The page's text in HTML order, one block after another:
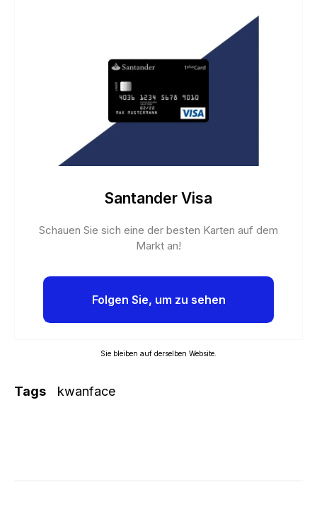
Santander Visa
Schauen Sie sich eine der besten Karten auf dem
Markt an!
Folgen Sie, um zu sehen
Sie bleiben auf derselben Website.
Tags kwanface